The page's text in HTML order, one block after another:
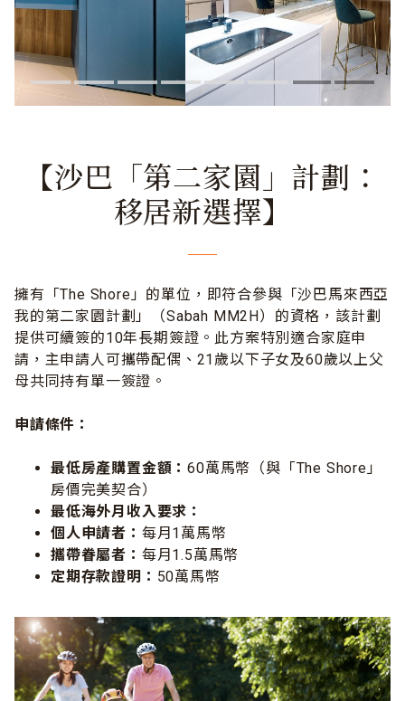
【沙巴「第二家園」計劃：
移居新選擇】
擁有「The Shore」的單位，即符合參與「沙巴馬來西亞
我的第二家園計劃」（Sabah MM2H）的資格，該計劃
提供可續簽的10年長期簽證。此方案特別適合家庭申
請，主申請人可攜帶配偶、21歲以下子女及60歲以上父
母共同持有單一簽證。
申請條件：
最低房產購置金額：60萬馬幣（與「The Shore」
房價完美契合）
最低海外月收入要求：
個人申請者： 每月1萬馬幣
攜帶眷屬者： 每月1.5萬馬幣
定期存款證明： 50萬馬幣